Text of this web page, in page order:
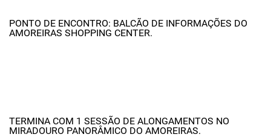
PONTO DE ENCONTRO: BALCÃO DE INFORMAÇÕES DO
AMOREIRAS SHOPPING CENTER.
TERMINA COM 1 SESSÃO DE ALONGAMENTOS NO
MIRADOURO PANORÂMICO DO AMOREIRAS.